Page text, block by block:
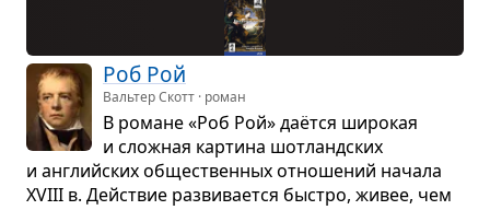
Роб Рой
Вальтер Скотт · роман
В романе «Роб Рой» даётся широ­кая
и слож­ная кар­тина шот­ланд­ских
и английских обще­ствен­ных отно­ше­ний начала
XVIII в. Действие раз­ви­ва­ется быстро, живее, чем